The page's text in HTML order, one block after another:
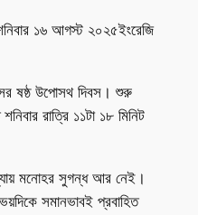
১৬ আগস্ট ২০২৫ইংরেজি
ষষ্ঠ উপোসথ দিবস। শুরু
রাত্রি ১১টা ১৮ মিনিট
মনোহর সুগন্ধ আর নেই।
সমানভাবই প্রবাহিত